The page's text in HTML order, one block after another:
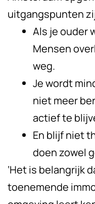
uitgangspunten
Als je ouder
Mensen
weg.
Je wordt
niet meer
actief te
En blijf niet
doen zowel
‘Het is belangrijk
toenemende